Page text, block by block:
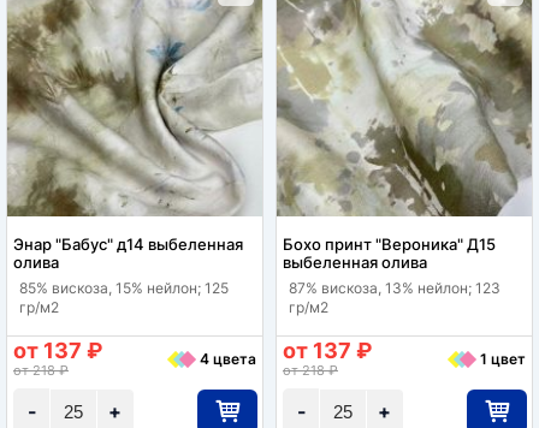
Энар "Бабус" д14 выбеленная
олива
85% вискоза, 15% нейлон; 125
гр/м2
+
-
от 137 ₽
от 218 ₽
4 цвета
Бохо принт "Вероника" Д15
выбеленная олива
87% вискоза, 13% нейлон; 123
гр/м2
+
-
от 137 ₽
от 218 ₽
1 цвет